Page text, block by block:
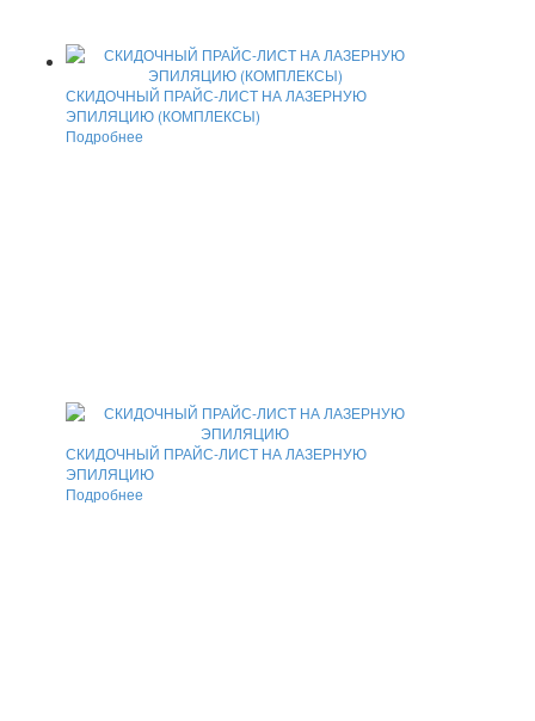
СКИДОЧНЫЙ ПРАЙС-ЛИСТ НА ЛАЗЕРНУЮ
ЭПИЛЯЦИЮ (КОМПЛЕКСЫ)
Подробнее
СКИДОЧНЫЙ ПРАЙС-ЛИСТ НА ЛАЗЕРНУЮ
ЭПИЛЯЦИЮ
Подробнее